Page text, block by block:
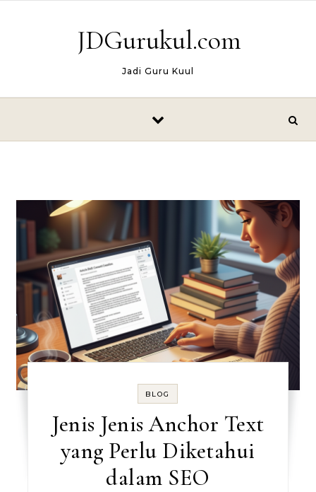
JDGurukul.com
Jadi Guru Kuul
BLOG
Jenis Jenis Anchor Text
yang Perlu Diketahui
dalam SEO